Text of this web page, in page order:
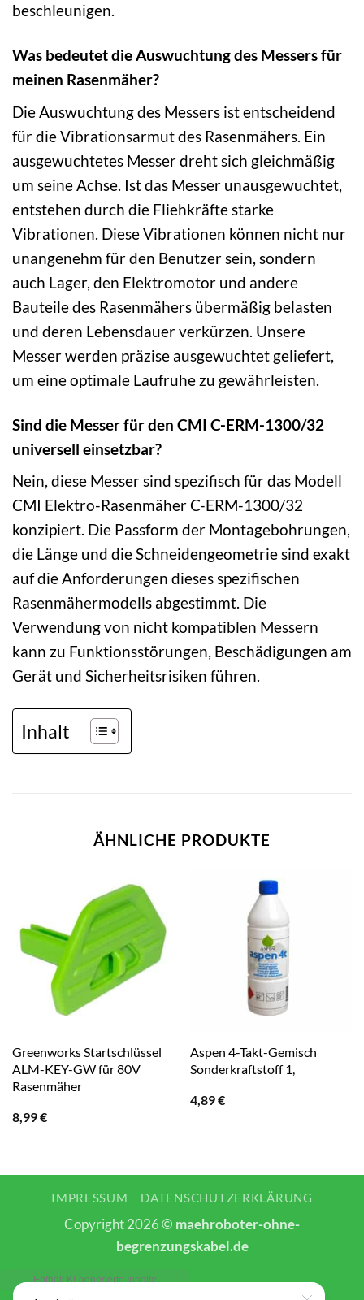
beschleunigen.
Was bedeutet die Auswuchtung des Messers für
meinen Rasenmäher?
Die Auswuchtung des Messers ist entscheidend
für die Vibrationsarmut des Rasenmähers. Ein
ausgewuchtetes Messer dreht sich gleichmäßig
um seine Achse. Ist das Messer unausgewuchtet,
entstehen durch die Fliehkräfte starke
Vibrationen. Diese Vibrationen können nicht nur
unangenehm für den Benutzer sein, sondern
auch Lager, den Elektromotor und andere
Bauteile des Rasenmähers übermäßig belasten
und deren Lebensdauer verkürzen. Unsere
Messer werden präzise ausgewuchtet geliefert,
um eine optimale Laufruhe zu gewährleisten.
Sind die Messer für den CMI C-ERM-1300/32
universell einsetzbar?
Nein, diese Messer sind spezifisch für das Modell
CMI Elektro-Rasenmäher C-ERM-1300/32
konzipiert. Die Passform der Montagebohrungen,
die Länge und die Schneidengeometrie sind exakt
auf die Anforderungen dieses spezifischen
Rasenmähermodells abgestimmt. Die
Verwendung von nicht kompatiblen Messern
kann zu Funktionsstörungen, Beschädigungen am
Gerät und Sicherheitsrisiken führen.
Inhalt
ÄHNLICHE PRODUKTE
Greenworks Startschlüssel
ALM-KEY-GW für 80V
Rasenmäher
8,99€
Aspen 4-Takt-Gemisch
Sonderkraftstoff 1,
4,89€
IMPRESSUM DATENSCHUTZERKLÄRUNG
Copyright 2026 © maehroboter-ohne-
begrenzungskabel.de